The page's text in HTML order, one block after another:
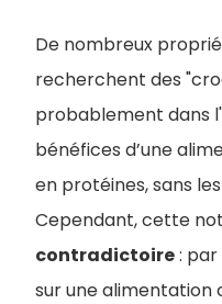
De nombreux
recherchent des
probablement dans
bénéfices d’une
en protéines, sans
Cependant, cette
contradictoire: par
sur une alimentation